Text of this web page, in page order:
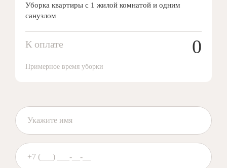
Уборка квартиры с 1 жилой комнатой и одним
санузлом
К оплате 0
Примерное время уборки